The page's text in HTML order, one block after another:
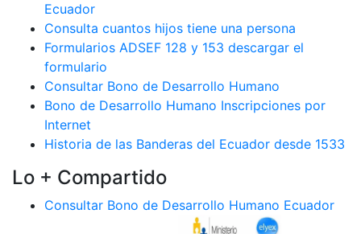
Ecuador
Consulta cuantos hijos tiene una persona
Formularios ADSEF 128 y 153 descargar el
formulario
Consultar Bono de Desarrollo Humano
Bono de Desarrollo Humano Inscripciones por
Internet
Historia de las Banderas del Ecuador desde 1533
Lo + Compartido
Consultar Bono de Desarrollo Humano Ecuador